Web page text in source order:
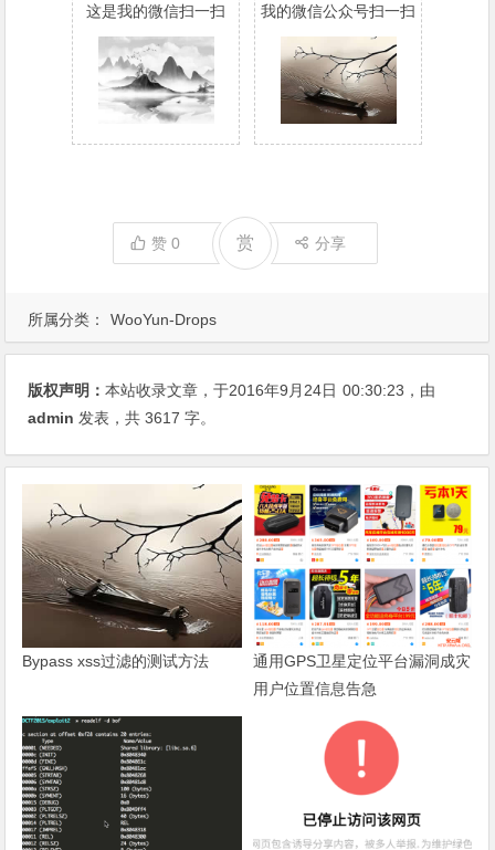
所属分类： WooYun-Drops
这是我的微信扫一扫
我的微信公众号扫一扫
赞0 赏 分享
版权声明：本站收录文章，于2016年9月24日 00:30:23 ，由
admin 发表，共 3617 字。
Bypass xss过滤的测试方法
通用GPS卫星定位平台漏洞成灾
用户位置信息告急